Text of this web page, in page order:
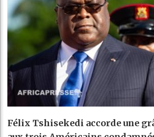
Félix Tshisekedi accorde une